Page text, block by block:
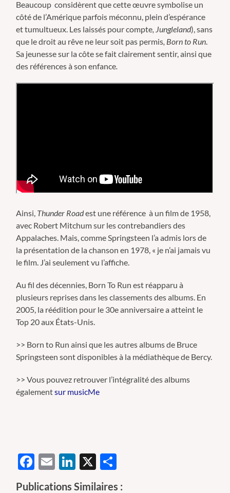
Beaucoup considèrent que cette œuvre symbolise un
côté de l’Amérique parfois méconnu, plein d’espérance
et tumultueux. Les laissés pour compte , Jungleland), sans
que le droit au rêve ne leur soit pas permis , Born to Run
Sa jeunesse sur la côte se fait clairement sentir, ainsi que
des références à son enfance
Ainsi, Thunder Roadest une référence à un film de 1958,
avec Robert Mitchum sur les contrebandiers des
Appalaches. Mais, comme Springsteen l’a admis lors de
la présentation de la chanson en 1978, « je n’ai jamais vu
le film. J’ai seulement vu l’affiche.
Au fil des décennies, Born To Run est réapparu à
plusieurs reprises dans les classements des albums. En
2005, la réédition pour le 30e anniversaire a atteint le
Top 20 aux États-Unis.
>> Born to Run ainsi que les autres albums de Bruce
Springsteen sont disponibles à la médiathèque de Bercy.
>> Vous pouvez retrouver l’intégralité des albums
égalementsur musicMe
Facebook
EmailLinkedIn
X
Publications Similaires :